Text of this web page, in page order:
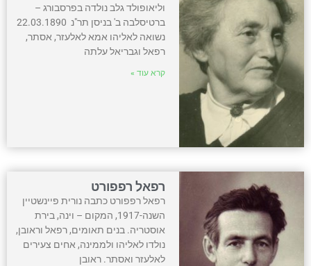
וליאופולד גלב נולדה בפרסבורג –
ברטיסלבה ב' בניסן תר"נ 22.03.1890
נשואה לאליהו אמא לאלעזר, אסתר,
רפאל וגבריאל עלתה
קרא עוד »
רפאל רפפורט
רפאל רפפורט כתבה נורית פיינשטיין
השנה-1917, המקום – וינה, בירת
אוסטריה. בנים תאומים, רפאל וראובן,
נולדו לאליהו ולממינה, אחים צעירים
לאלעזר ואסתר. ראובן